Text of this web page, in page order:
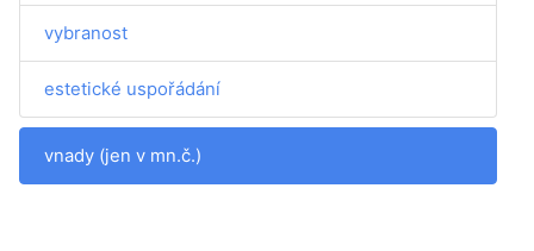
vybranost
estetické uspořádání
vnady (jen v mn.č.)